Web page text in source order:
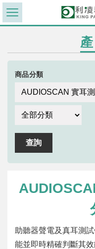
商品分類
助聽器聲電及真耳測
能並即時精確判斷其